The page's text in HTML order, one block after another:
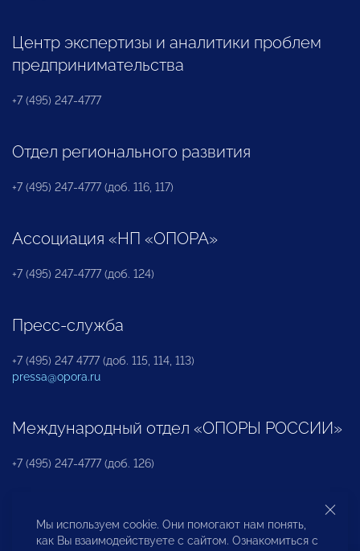
Центр экспертизы и аналитики проблем
предпринимательства
+7 (495) 247-4777
Отдел регионального развития
+7 (495) 247-4777 (доб. 116, 117)
Ассоциация «НП «ОПОРА»
+7 (495) 247-4777 (доб. 124)
Пресс-служба
+7 (495) 247 4777 (доб. 115, 114, 113)
pressa@opora.ru
Международный отдел «ОПОРЫ РОССИИ»
+7 (495) 247-4777 (доб. 126)
Бюро по защите прав предпринимателей и
инвесторов
Мы используем cookie. Они помогают нам понять,
как Вы взаимодействуете с сайтом. Ознакомиться с